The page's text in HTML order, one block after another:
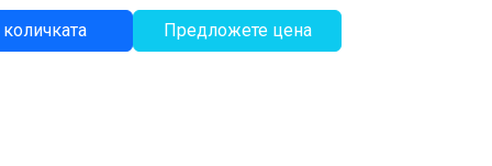
Предложете цена